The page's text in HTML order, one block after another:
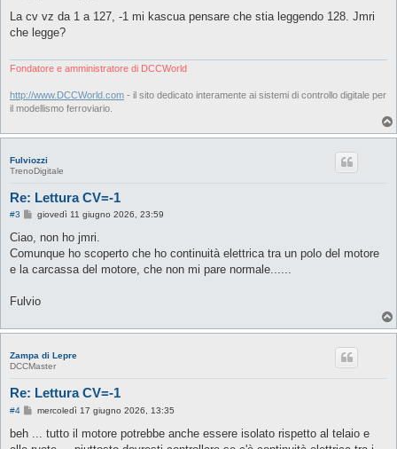
s
a
i
La cv vz da 1 a 127, -1 mi kascua pensare che stia leggendo 128. Jmri
che legge?
Fondatore e amministratore di DCCWorld
http://www.DCCWorld.com - il sito dedicato interamente ai sistemi di controllo digitale per
il modellismo ferroviario.
Fulviozzi
TrenoDigitale
Re: Lettura CV=-1
#3
M
s
a
g
o
giovedì 11 giugno 2026, 23:59
Ciao, non ho jmri.
Comunque ho scoperto che ho continuità elettrica tra un polo del motore
e la carcassa del motore, che non mi pare normale......
Fulvio
Zampa di Lepre
DCCMaster
Re: Lettura CV=-1
#4
Mmercoledì 17 giugno 2026, 13:35
beh ... tutto il motore potrebbe anche essere isolato rispetto al telaio e